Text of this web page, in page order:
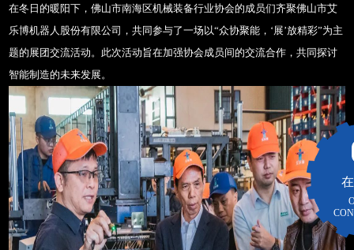
大沥镇
太平村
图
智能仓储货架
新闻公告
在冬日的暖阳下，佛山市南海区机械装备行业协会的成员们齐聚佛山市艾
乐博机器人股份有限公司，共同参与了一场以“众协聚能，‘展’放精彩”为主
题的展团交流活动。此次活动旨在加强协会成员间的交流合作，共同探讨
智能制造的未来发展。